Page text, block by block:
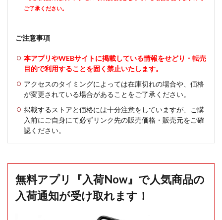
ご了承ください。
ご注意事項
本アプリやWEBサイトに掲載している情報をせどり・転売
目的で利用することを固く禁止いたします。
アクセスのタイミングによっては在庫切れの場合や、価格
が変更されている場合があることをご了承ください。
掲載するストアと価格には十分注意をしていますが、ご購
入前にご自身にて必ずリンク先の販売価格・販売元をご確
認ください。
無料アプリ『入荷Now』で人気商品の
入荷通知が受け取れます！